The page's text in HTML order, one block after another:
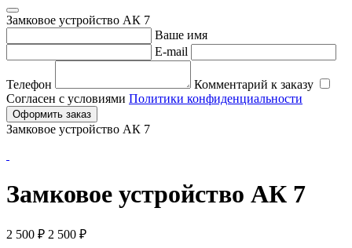
Замковое устройство АК 7
Ваше имя
E-mail
Телефон
Комментарий к заказу
Согласен с условиями Политики конфиденциальности
Оформить заказ
Замковое устройство АК 7
Замковое устройство АК 7
2 500 ₽ 2 500 ₽